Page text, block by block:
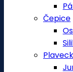
Čepice